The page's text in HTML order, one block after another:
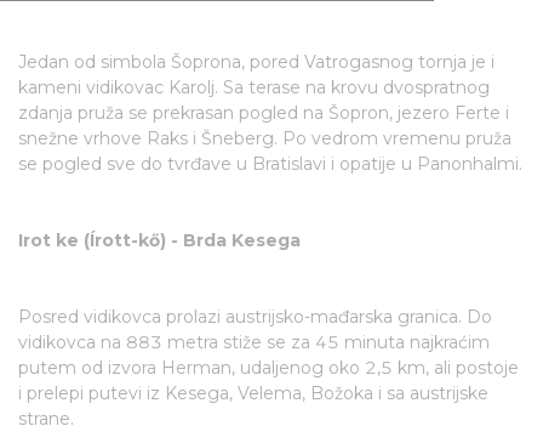
Jedan od simbola Šoprona, pored Vatrogasnog tornja je i
kameni vidikovac Karolj. Sa terase na krovu dvospratnog
zdanja pruža se prekrasan pogled na Šopron, jezero Ferte i
snežne vrhove Raks i Šneberg. Po vedrom vremenu pruža
se pogled sve do tvrđave u Bratislavi i opatije u Panonhalmi.
Irot ke (Írott-kő) - Brda Kesega
Posred vidikovca prolazi austrijsko-mađarska granica. Do
vidikovca na 883 metra stiže se za 45 minuta najkraćim
putem od izvora Herman, udaljenog oko 2,5 km, ali postoje
i prelepi putevi iz Kesega, Velema, Božoka i sa austrijske
strane.